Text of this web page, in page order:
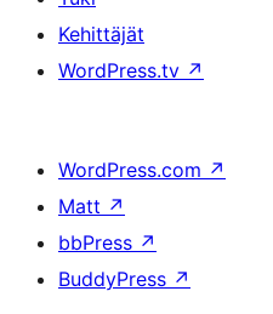
Kehittäjät
WordPress.tv ↗
WordPress.com ↗
Matt ↗
bbPress ↗
BuddyPress ↗